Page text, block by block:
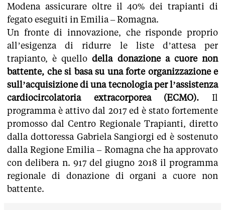
Modena assicurare oltre il 40% dei trapianti di
fegato eseguiti in Emilia – Romagna.
Un fronte di innovazione, che risponde proprio
all’esigenza di ridurre le liste d’attesa per
trapianto, è quellodella donazione a cuore non
battente, che si basa su una forte organizzazione e
sull’acquisizione di una tecnologia per l’assistenza
cardiocircolatoria extracorporea (ECMO). Il
programma è attivo dal 2017 ed è stato fortemente
promosso dal Centro Regionale Trapianti, diretto
dalla dottoressa Gabriela Sangiorgi ed è sostenuto
dalla Regione Emilia – Romagna che ha approvato
con delibera n. 917 del giugno 2018 il programma
regionale di donazione di organi a cuore non
battente.